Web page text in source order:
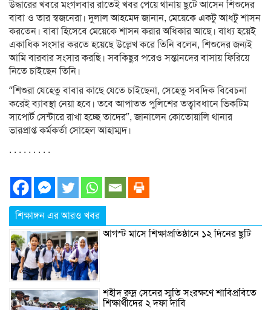
উদ্ধারের খবরে মংগলবার রাতেই খবর পেয়ে থানায় ছুটে আসেন শিশুদের
বাবা ও তার স্বজনেরা। দুলাল আহমেদ জানান, মেয়েকে একটু আধটু শাসন
করতেন। বাবা হিসেবে মেয়েকে শাসন করার অধিকার আছে। বাধ্য হয়েই
একাধিক সংসার করতে হয়েছে উল্লেখ করে তিনি বলেন, শিশুদের জন্যই
আমি বারবার সংসার করছি। সবকিছুর পরেও সন্তানদের বাসায় ফিরিয়ে
নিতে চাইছেন তিনি।
“শিশুরা যেহেতু বাবার কাছে যেতে চাইছেনা, সেহেতু সবদিক বিবেচনা
করেই ব্যাবস্থা নেয়া হবে। তবে আপাতত পুলিশের তত্বাবধানে ভিকটিম
সাপোর্ট সেন্টারে রাখা হচ্ছে তাদের”, জানালেন কোতোয়ালি থানার
ভারপ্রাপ্ত কর্মকর্তা সোহেল আহাম্মদ।
. . . . . . . . .
শিক্ষাঙ্গন এর আরও খবর
আগস্ট মাসে শিক্ষাপ্রতিষ্ঠানে ১২ দিনের ছুটি
শহীদ রুদ্র সেনের স্মৃতি সংরক্ষণে শাবিপ্রবিতে
শিক্ষার্থীদের ২ দফা দাবি